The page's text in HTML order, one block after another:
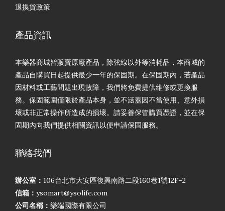
退換貨政策
產品資訊
本樂器商城皆販賣原廠產品，除弦線以外等消耗品，本商城的
產品自購買日起提供最少一年的保固期。在保固期內，若產品
因材料或工藝問題出現故障，我們將免費提供維修或更換服
務。保固範圍僅限於產品本身，並不涵蓋因不當使用、意外損
壞或非正常操作所造成的損壞。請妥善保管購買憑證，並在保
固期內向我們提供相關資訊以便申請保固服務。
聯絡我們
辦公室： 106台北市大安區復興南路二段160巷1號12F-2
信箱： ysomart@ysolife.com
公司名稱： 樂端國際有限公司